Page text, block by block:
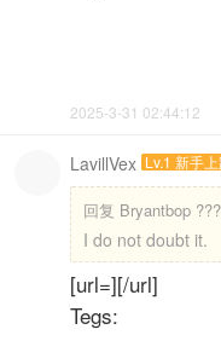
2025-3-31 02:44:12
LavillVex Lv.1 新手
回复 Bryantbop
I do not doubt it.
[url=][/url]
Tegs: